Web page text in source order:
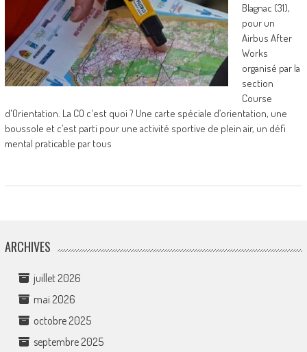
Blagnac (31),
pour un
Airbus After
Works
organisé par la
section
Course
d'Orientation. La CO c'est quoi ? Une carte spéciale d’orientation, une
boussole et c’est parti pour une activité sportive de plein air, un défi
mental praticable par tous
ARCHIVES
juillet 2026
mai 2026
octobre 2025
septembre 2025